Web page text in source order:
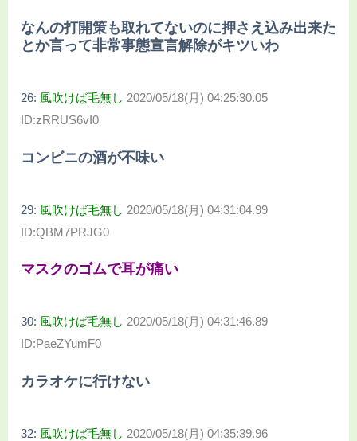
なんの打開策も取れてないのに押さえ込み出来た
とか言って非常事態宣言解除がキツいわ
26: 風吹けば毛無し 2020/05/18(月) 04:25:30.05
ID:zRRUS6vI0
コンビニの酒が不味い
29: 風吹けば毛無し 2020/05/18(月) 04:31:04.99
ID:QBM7PRJG0
マスクのゴムで耳が痛い
30: 風吹けば毛無し 2020/05/18(月) 04:31:46.89
ID:PaeZYumF0
カラオケに行けない
32: 風吹けば毛無し 2020/05/18(月) 04:35:39.96